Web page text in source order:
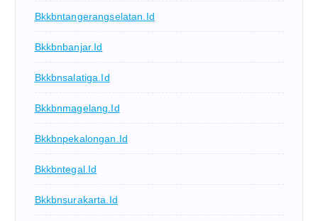
Bkkbntangerangselatan.id
Bkkbnbanjar.id
Bkkbnsalatiga.id
Bkkbnmagelang.id
Bkkbnpekalongan.id
Bkkbntegal.id
Bkkbnsurakarta.id